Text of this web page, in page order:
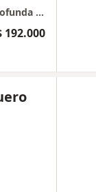
Esencia Cuántica: Espacio terapéutico de profunda transformación
192.000